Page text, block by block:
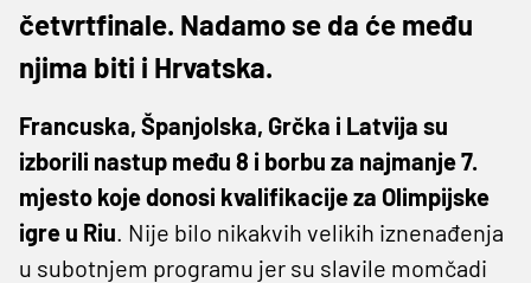
četvrtfinale. Nadamo se da će među
njima biti i Hrvatska.
Francuska, Španjolska, Grčka i Latvija su
izborili nastup među 8 i borbu za najmanje 7.
mjesto koje donosi kvalifikacije za Olimpijske
igre u Riu. Nije bilo nikakvih velikih iznenađenja
u subotnjem programu jer su slavile momčadi